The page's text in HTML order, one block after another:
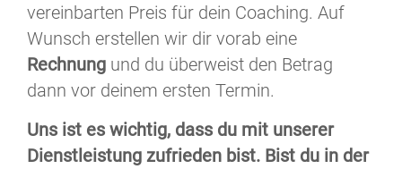
vereinbarten Preis für dein Coaching. Auf
Wunsch erstellen wir dir vorab eine
Rechnung und du überweist den Betrag
dann vor deinem ersten Termin.
Uns ist es wichtig, dass du mit unserer
Dienstleistung zufrieden bist. Bist du in der